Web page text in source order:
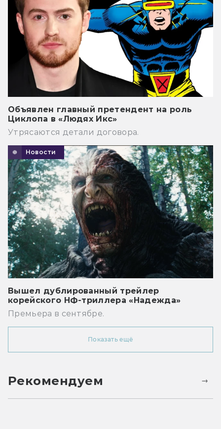
Объявлен главный претендент на роль
Циклопа в «Людях Икс»
Утрясаются детали договора.
Новости
Вышел дублированный трейлер
корейского НФ-триллера «Надежда»
Премьера в сентябре.
Показать ещё
Рекомендуем